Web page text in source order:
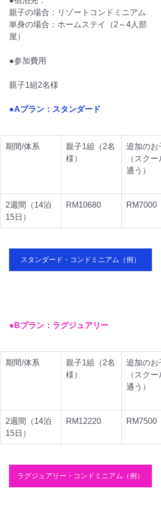
親子の場合：リゾートコンドミニアム
単身の場合：ホームステイ（2～4人部
屋）
●参加費用
親子1組2名様
●Aプラン：スタンダード
期間/体系
親子1組（2名
様）
追加のお
（スクー
通う）
2週間（14泊
15日）
RM10680 RM7000
スタンダード・コンドミニアム（例）
●Bプラン：ラグジュアリー
​期間/体系
親子1組（2名
様）
追加のお
（スクー
通う）
2週間（14泊
15日）
RM12220 RM7500
ラグジュアリー・コンドミニアム（例）